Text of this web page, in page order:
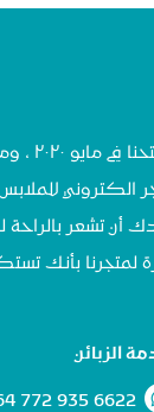
الكتروني
أن تشعر
لمتجرنا بأنك
الزبائن
772 935 6622